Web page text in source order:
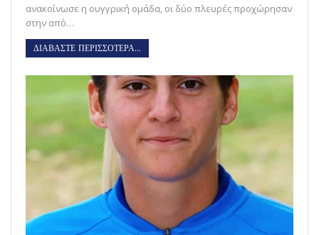
ανακοίνωσε η ουγγρική ομάδα, οι δύο πλευρές προχώρησαν
στην από…
ΔΙΑΒΑΣΤΕ ΠΕΡΙΣΣΟΤΕΡΑ...